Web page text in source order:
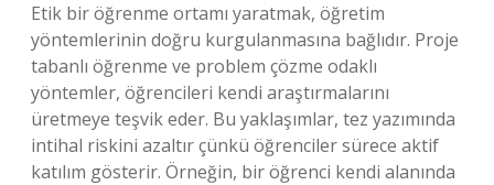
Etik bir öğrenme ortamı yaratmak, öğretim
yöntemlerinin doğru kurgulanmasına bağlıdır. Proje
tabanlı öğrenme ve problem çözme odaklı
yöntemler, öğrencileri kendi araştırmalarını
üretmeye teşvik eder. Bu yaklaşımlar, tez yazımında
intihal riskini azaltır çünkü öğrenciler sürece aktif
katılım gösterir. Örneğin, bir öğrenci kendi alanında